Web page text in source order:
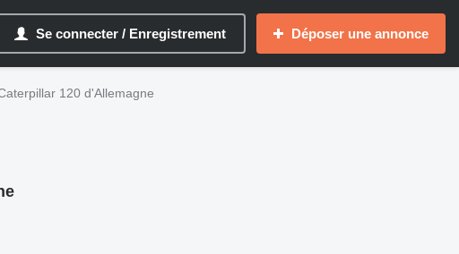
Se connecter / Enregistrement Déposer une annonce
120 d'Allemagne